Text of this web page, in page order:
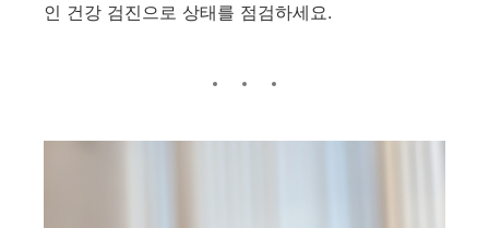
인 건강 검진으로 상태를 점검하세요.